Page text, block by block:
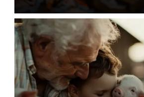
Urlaub auf dem
mehr als Sie vermuten.
Spiel, Spaß &
ganze Familie